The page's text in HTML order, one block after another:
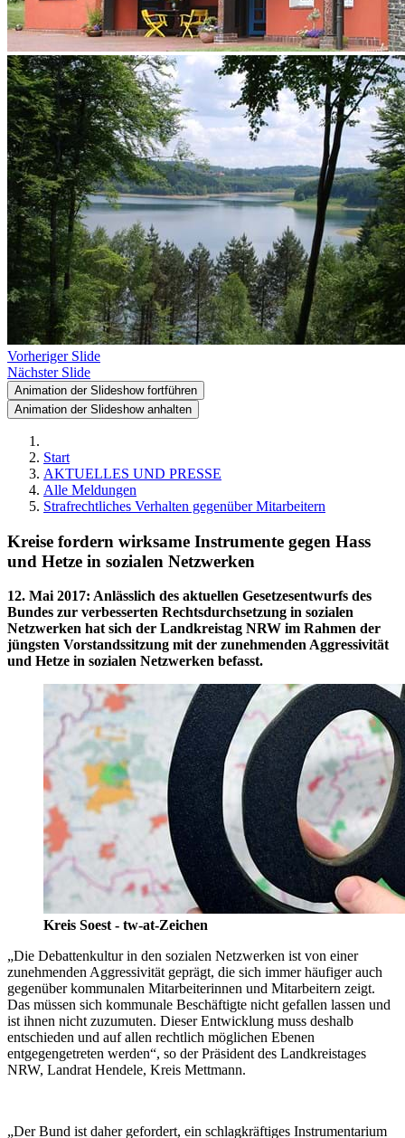
Vorheriger Slide
Nächster Slide
Animation der Slideshow fortführen
Animation der Slideshow anhalten
Start
AKTUELLES UND PRESSE
Alle Meldungen
Strafrechtliches Verhalten gegenüber Mitarbeitern
Kreise fordern wirksame Instrumente gegen Hass
und Hetze in sozialen Netzwerken
12. Mai 2017: Anlässlich des aktuellen Gesetzesentwurfs des
Bundes zur verbesserten Rechtsdurchsetzung in sozialen
Netzwerken hat sich der Landkreistag NRW im Rahmen der
jüngsten Vorstandssitzung mit der zunehmenden Aggressivität
und Hetze in sozialen Netzwerken befasst.
Kreis Soest - tw-at-Zeichen
„Die Debattenkultur in den sozialen Netzwerken ist von einer
zunehmenden Aggressivität geprägt, die sich immer häufiger auch
gegenüber kommunalen Mitarbeiterinnen und Mitarbeitern zeigt.
Das müssen sich kommunale Beschäftigte nicht gefallen lassen und
ist ihnen nicht zuzumuten. Dieser Entwicklung muss deshalb
entschieden und auf allen rechtlich möglichen Ebenen
entgegengetreten werden“, so der Präsident des Landkreistages
NRW, Landrat Hendele, Kreis Mettmann.
„Der Bund ist daher gefordert, ein schlagkräftiges Instrumentarium